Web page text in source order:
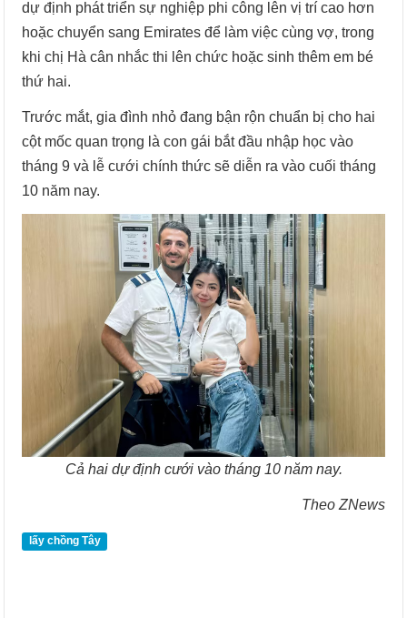
dự định phát triển sự nghiệp phi công lên vị trí cao hơn
hoặc chuyển sang Emirates để làm việc cùng vợ, trong
khi chị Hà cân nhắc thi lên chức hoặc sinh thêm em bé
thứ hai.
Trước mắt, gia đình nhỏ đang bận rộn chuẩn bị cho hai
cột mốc quan trọng là con gái bắt đầu nhập học vào
tháng 9 và lễ cưới chính thức sẽ diễn ra vào cuối tháng
10 năm nay.
Cả hai dự định cưới vào tháng 10 năm nay.
Theo ZNews
lấy chồng Tây